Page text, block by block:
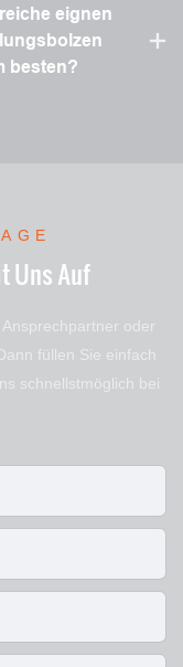
eignen
besten?
Uns Auf
oder
füllen Sie einfach
schnellstmöglich bei